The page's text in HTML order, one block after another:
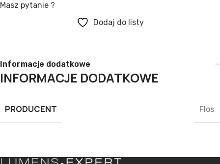
Masz pytanie ?
Dodaj do listy
Informacje dodatkowe
INFORMACJE DODATKOWE
PRODUCENT Flos